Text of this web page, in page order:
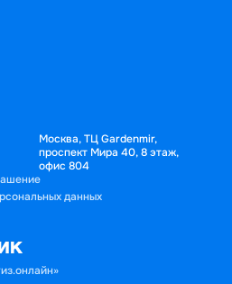
Москва, ТЦ Gardenmir,
проспект Мира 40, 8 этаж,
офис 804
данных